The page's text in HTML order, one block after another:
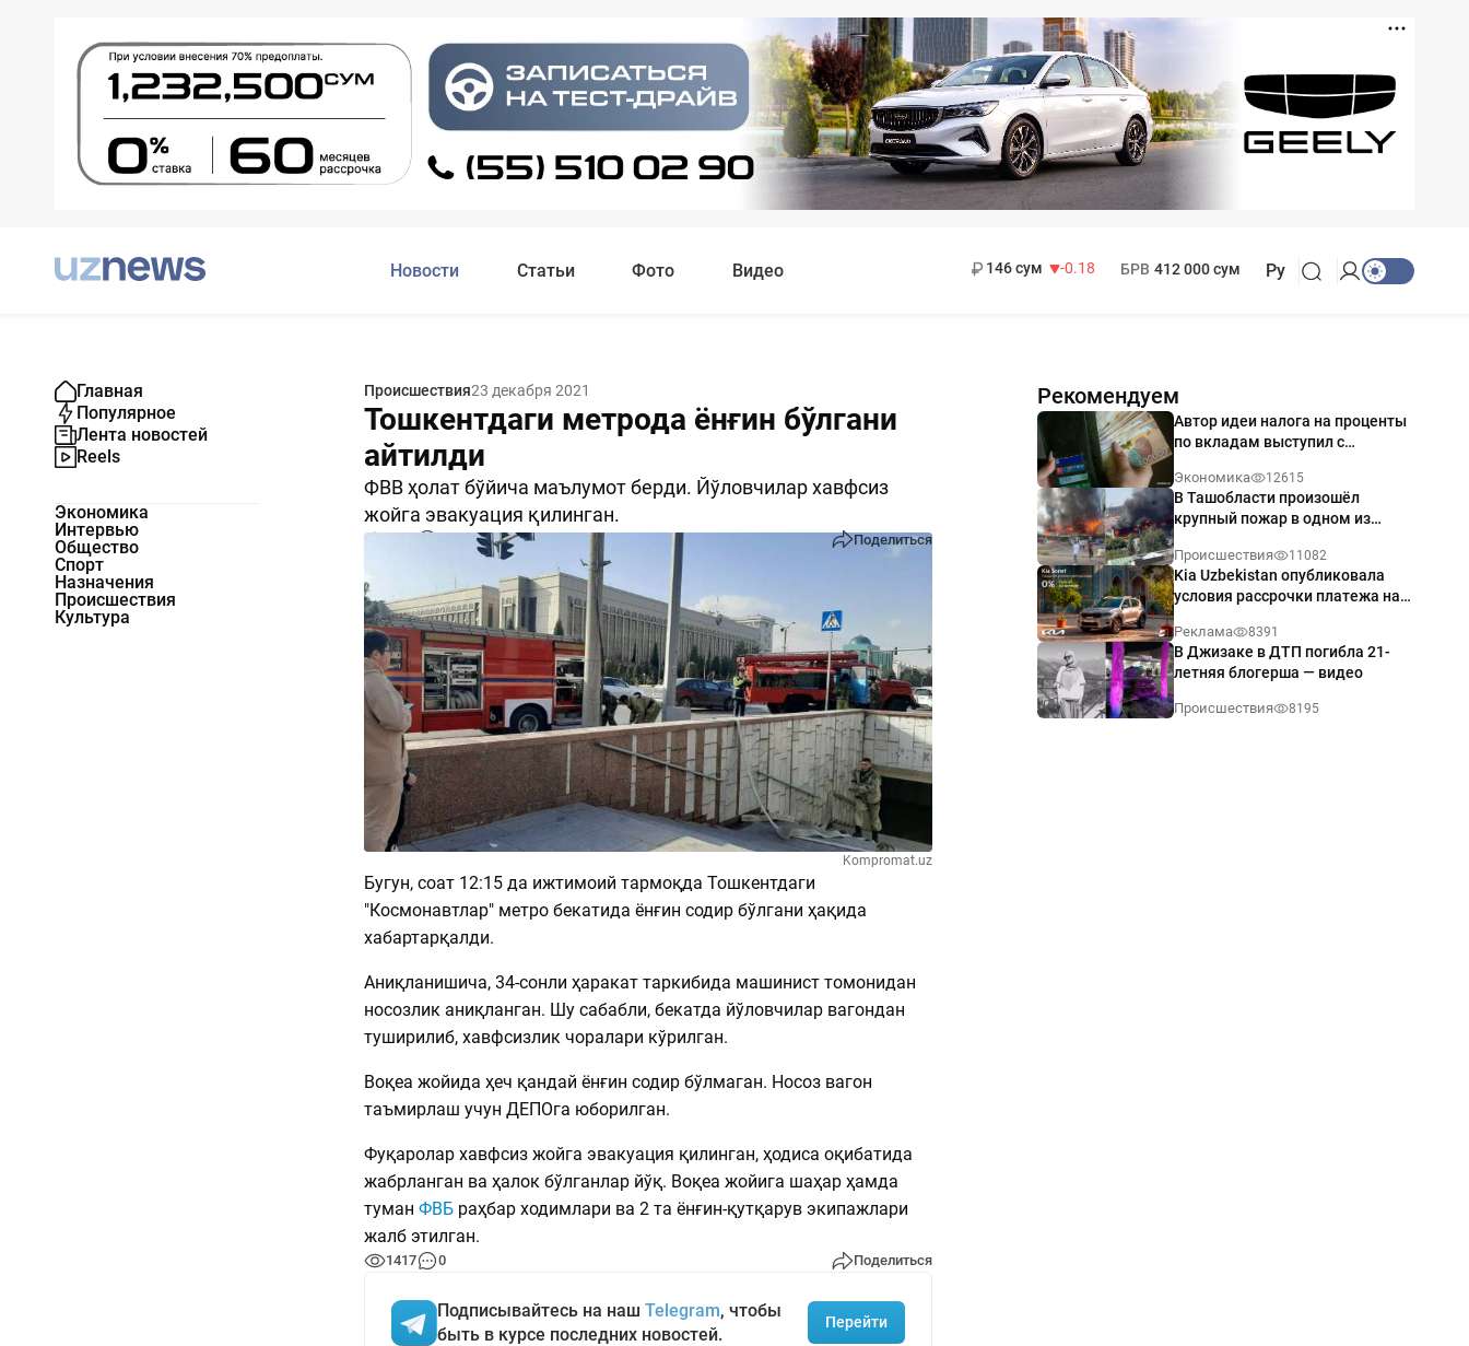
Новости Статьи Фото Видео
146 сум
-0.18
БРВ 412 000 сум Ру
Главная
Популярное
Лента новостей
Reels
Экономика
Интервью
Общество
Спорт
Назначения
Происшествия
Культура
Происшествия23 декабря 2021
Тошкентдаги метрода ёнғин бўлгани
айтилди
ФВВ ҳолат бўйича маълумот берди. Йўловчилар хавфсиз
жойга эвакуация қилинган.
Поделиться
Kompromat.uz
Бугун, соат 12:15 да ижтимоий тармоқда Тошкентдаги
"Космонавтлар" метро бекатида ёнғин содир бўлгани ҳақида
хабартарқалди.
Аниқланишича, 34-сонли ҳаракат таркибида машинист томонидан
носозлик аниқланган. Шу сабабли, бекатда йўловчилар вагондан
туширилиб, хавфсизлик чоралари кўрилган.
Воқеа жойида ҳеч қандай ёнғин содир бўлмаган. Носоз вагон
таъмирлаш учун ДЕПОга юборилган.
Фуқаролар хавфсиз жойга эвакуация қилинган, ҳодиса оқибатида
жабрланган ва ҳалок бўлганлар йўқ. Воқеа жойига шаҳар ҳамда
туман ФВБраҳбар ходимлари ва 2 та ёнғин-қутқарув экипажлари
жалб этилган.
1417 0 Поделиться
Подписывайтесь на наш Telegram, чтобы
быть в курсе последних новостей.
Перейти
Рекомендуем
Автор идеи налога на проценты
по вкладам выступил с
Экономика 12615
В Ташобласти произошёл
крупный пожар в одном из
Происшествия 11082
Kia Uzbekistan опубликовала
условия рассрочки платежа на
годовых
Реклама 8391
В Джизаке в ДТП погибла 21-
летняя блогерша — видео
Происшествия 8195